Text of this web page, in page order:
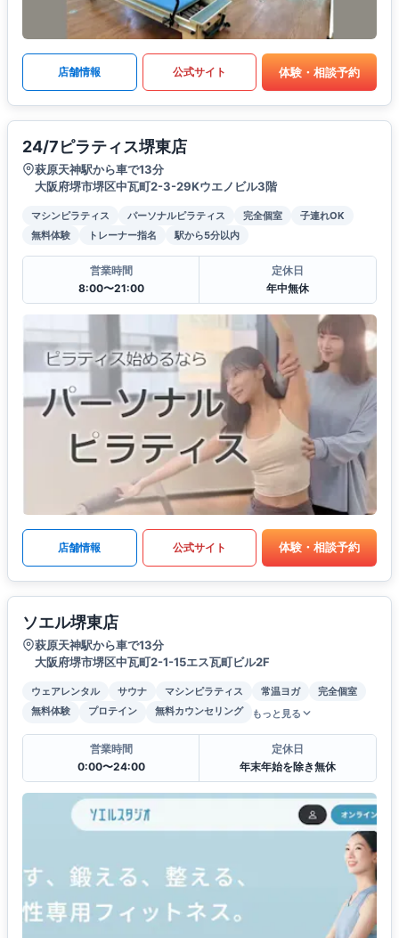
店舗情報 公式サイト 体験・相談予約
24/7ピラティス堺東店
萩原天神駅から車で13分
大阪府堺市堺区中瓦町2-3-29Kウエノビル3階
マシンピラティス パーソナルピラティス 完全個室
子連れOK
無料体験
トレーナー指名 駅から5分以内
営業時間
8:00〜21:00
定休日
年中無休
店舗情報 公式サイト 体験・相談予約
ソエル堺東店
萩原天神駅から車で13分
大阪府堺市堺区中瓦町2-1-15エス瓦町ビル2F
ウェアレンタル サウナ マシンピラティス 常温ヨガ
完全個室
無料体験
プロテイン 無料カウンセリング もっと見る
営業時間
0:00〜24:00
定休日
年末年始を除き無休